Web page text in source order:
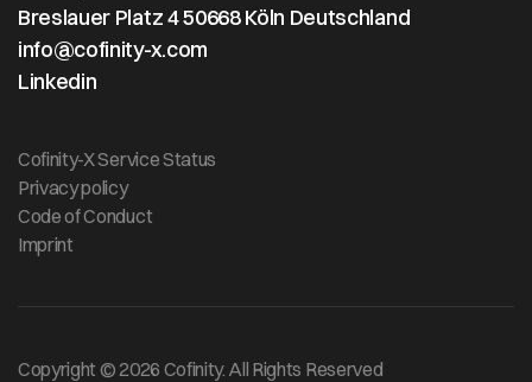
Breslauer Platz 4 50668 Köln Deutschland
info@cofinity-x.com
Linkedin
Cofinity-X Service Status
Privacy policy
Code of Conduct
Imprint
Copyright © 2026 Cofinity. All Rights Reserved